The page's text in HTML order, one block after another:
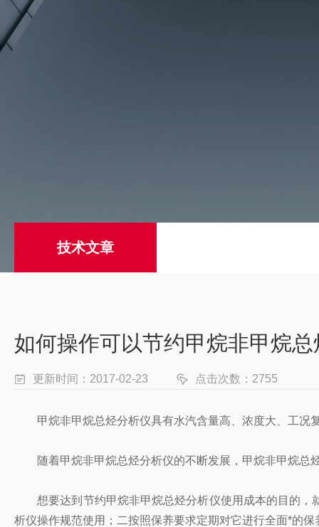
技术文章
如何操作可以节约甲烷非甲烷
更新时间：2017-02-23 点击次数：2755
甲烷非甲烷总烃分析仪具有水汽含量高、浓度大、工况
随着甲烷非甲烷总烃分析仪的不断发展，甲烷非甲烷总
想要达到节约甲烷非甲烷总烃分析仪使用成本的目的，
析仪操作规范使用；二按照保养要求定期对它进行全面*的